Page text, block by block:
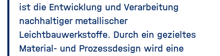
ist die Entwicklung und Verarbeitung
nachhaltiger metallischer
Leichtbauwerkstoffe. Durch ein gezieltes
Material- und Prozessdesign wird eine